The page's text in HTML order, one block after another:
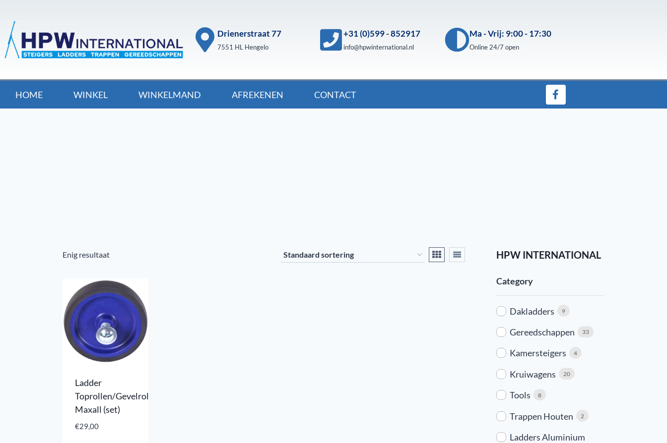
Drienerstraat 77
7551 HL Hengelo
+31 (0)599 - 852917
info@hpwinternational.nl
Ma - Vrij: 9:00 - 17:30
Online 24/7 open
HOME WINKEL WINKELMAND AFREKENEN CONTACT
Enig resultaat
Ladder
Toprollen/Gevelrollen
Maxall (set)
€29,00
HPW INTERNATIONAL
Category
Dakladders 9
Gereedschappen 33
Kamersteigers 4
Kruiwagens 20
Tools 8
Trappen Houten 2
Ladders Aluminium